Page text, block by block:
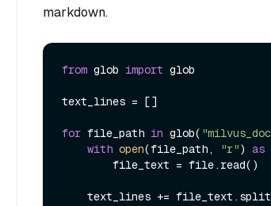
markdown.
from glob import glob
text_lines = []
for file_path in glob(
with open(file_path, "r") as
text_lines +=